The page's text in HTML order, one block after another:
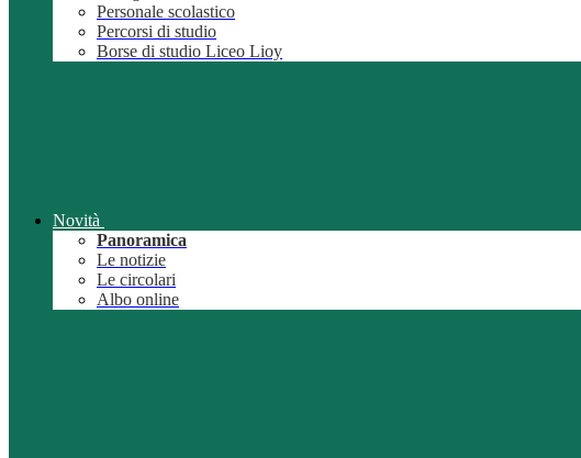
Personale scolastico
Percorsi di studio
Borse di studio Liceo Lioy
Novità
Panoramica
Le notizie
Le circolari
Albo online